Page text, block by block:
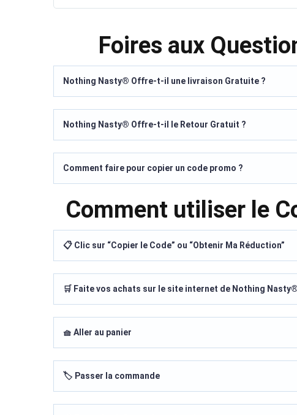
Foires aux
Nothing Nasty® Offre-t-il une livraison Gratuite ?
Nothing Nasty® Offre-t-il le Retour Gratuit ?
Comment faire pour copier un code promo ?
Comment utiliser le
📋 Clic sur “Copier le Code” ou “Obtenir Ma Réduction”
🛒 Faite vos achats sur le site internet de Nothing Nasty®
🧺 Aller au panier
🏷️ Passer la commande